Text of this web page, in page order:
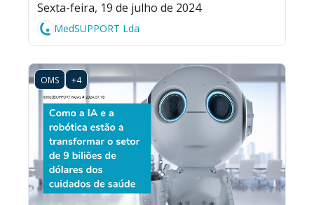
Sexta-feira, 19 de julho de 2024
MedSUPPORT Lda
OMS +4